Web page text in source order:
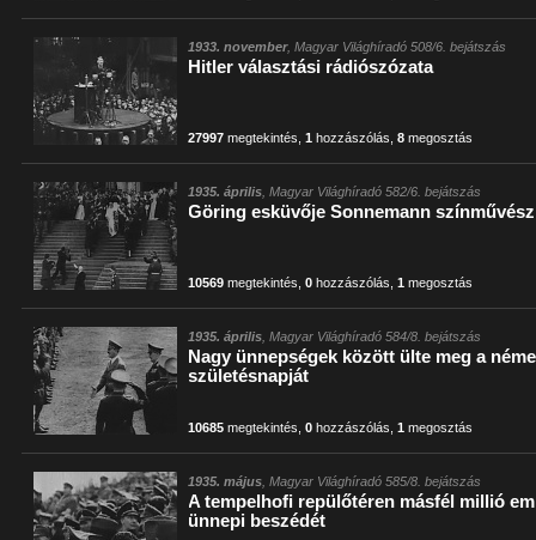
1933. november, Magyar Világhíradó 508/6. bejátszás
Hitler választási rádiószózata
27997 megtekintés ,1 hozzászólás ,8 megosztás
1935. április , Magyar Világhíradó 582/6. bejátszás
Göring esküvője Sonnemann
10569 megtekintés ,0 hozzászólás ,1 megosztás
1935. április , Magyar Világhíradó 584/8. bejátszás
Nagy ünnepségek között ülte meg a
születésnapját
10685 megtekintés ,0 hozzászólás ,1 megosztás
1935. május , Magyar Világhíradó 585/8. bejátszás
A tempelhofi repülőtéren másfél millió
ünnepi beszédét